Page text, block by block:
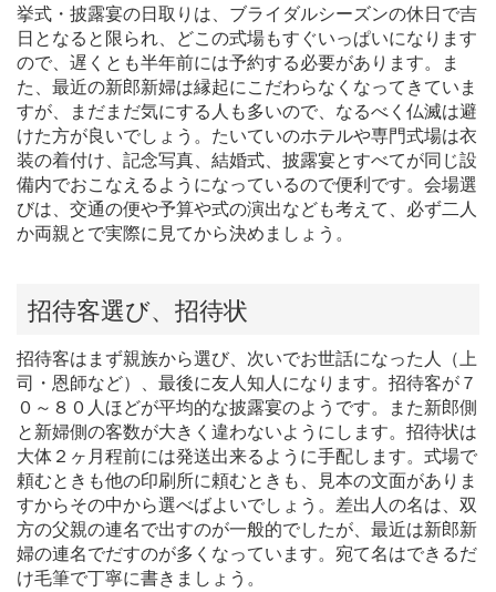
挙式・披露宴の日取りは、ブライダルシーズンの休日で吉
日となると限られ、どこの式場もすぐいっぱいになります
ので、遅くとも半年前には予約する必要があります。ま
た、最近の新郎新婦は縁起にこだわらなくなってきていま
すが、まだまだ気にする人も多いので、なるべく仏滅は避
けた方が良いでしょう。たいていのホテルや専門式場は衣
装の着付け、記念写真、結婚式、披露宴とすべてが同じ設
備内でおこなえるようになっているので便利です。会場選
びは、交通の便や予算や式の演出なども考えて、必ず二人
か両親とで実際に見てから決めましょう。
招待客選び、招待状
招待客はまず親族から選び、次いでお世話になった人（上
司・恩師など）、最後に友人知人になります。招待客が７
０～８０人ほどが平均的な披露宴のようです。また新郎側
と新婦側の客数が大きく違わないようにします。招待状は
大体２ヶ月程前には発送出来るように手配します。式場で
頼むときも他の印刷所に頼むときも、見本の文面がありま
すからその中から選べばよいでしょう。差出人の名は、双
方の父親の連名で出すのが一般的でしたが、最近は新郎新
婦の連名でだすのが多くなっています。宛て名はできるだ
け毛筆で丁寧に書きましょう。